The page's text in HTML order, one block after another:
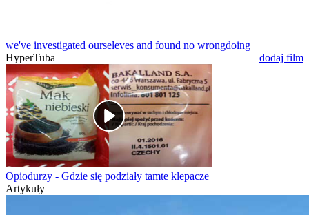
we've investigated ourseleves and found no wrongdoing
HyperTuba
dodaj film
Opiodurzy - Gdzie się podziały tamte klepacze
Artykuły